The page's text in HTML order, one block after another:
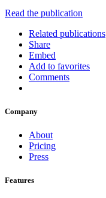
Read the publication
Related publications
Share
Embed
Add to favorites
Comments
Company
About
Pricing
Press
Features